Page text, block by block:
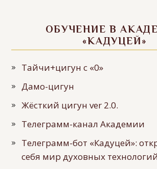
ОБУЧЕНИЕ В
«КАДУЦЕЙ»
Тайчи+цигун с «0»
Дамо-цигун
Жёсткий цигун ver 2.0.
Телеграмм-канал Академии
Телеграмм-бот «Кадуцей»:
себя мир духовных